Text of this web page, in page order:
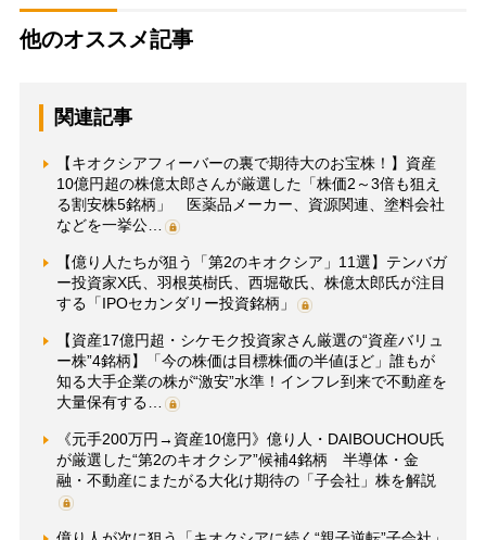
他のオススメ記事
関連記事
【キオクシアフィーバーの裏で期待大のお宝株！】資産
10億円超の株億太郎さんが厳選した「株価2～3倍も狙え
る割安株5銘柄」 医薬品メーカー、資源関連、塗料会社
などを一挙公…
【億り人たちが狙う「第2のキオクシア」11選】テンバガ
ー投資家X氏、羽根英樹氏、西堀敬氏、株億太郎氏が注目
する「IPOセカンダリー投資銘柄」
【資産17億円超・シケモク投資家さん厳選の“資産バリュ
ー株”4銘柄】「今の株価は目標株価の半値ほど」誰もが
知る大手企業の株が“激安”水準！インフレ到来で不動産を
大量保有する…
《元手200万円→資産10億円》億り人・DAIBOUCHOU氏
が厳選した“第2のキオクシア”候補4銘柄 半導体・金
融・不動産にまたがる大化け期待の「子会社」株を解説